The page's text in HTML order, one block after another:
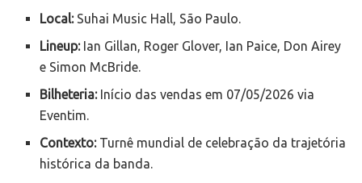
Local:Suhai Music Hall, São Paulo.
Lineup:Ian Gillan, Roger Glover, Ian Paice, Don Airey
e Simon McBride.
Bilheteria:Início das vendas em 07/05/2026 via
Eventim.
Contexto:Turnê mundial de celebração da trajetória
histórica da banda.